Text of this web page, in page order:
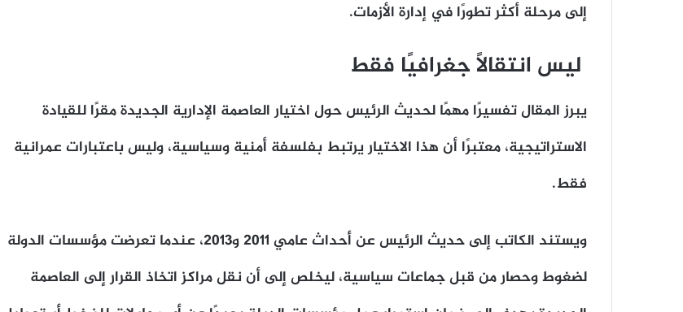
إلى مرحلة أكثر تطورًا في إدارة الأزمات.
ليس انتقالًا جغرافيًا فقط
يبرز المقال تفسيرًا مهمًا لحديث الرئيس حول اختيار العاصمة الإدارية الجديدة مقرًا للقيادة
الاستراتيجية، معتبرًا أن هذا الاختيار يرتبط بفلسفة أمنية وسياسية، وليس باعتبارات عمرانية
فقط.
ويستند الكاتب إلى حديث الرئيس عن أحداث عامي 2011 و2013، عندما تعرضت مؤسسات الدولة
لضغوط وحصار من قبل جماعات سياسية، ليخلص إلى أن نقل مراكز اتخاذ القرار إلى العاصمة